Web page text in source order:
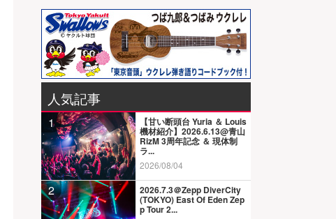
人気記事
1 【甘い断頭台 Yuria ＆ Louis
機材紹介】2026.6.13@青山
RizM 3周年記念 ＆ 現体制
ラ...
2026/08/04
2 2026.7.3＠Zepp DiverCity
(TOKYO) East Of Eden Zep
p Tour 2...